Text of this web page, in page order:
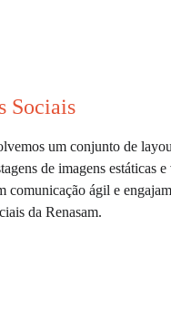
Sociais
um conjunto de
de imagens estáticas
comunicação ágil e
da Renasam.